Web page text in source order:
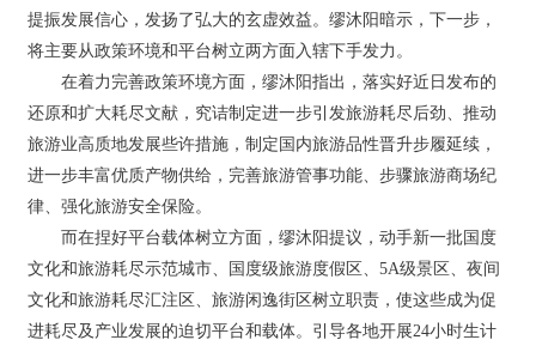
提振发展信心，发扬了弘大的玄虚效益。缪沐阳暗示，下一步，
将主要从政策环境和平台树立两方面入辖下手发力。
在着力完善政策环境方面，缪沐阳指出，落实好近日发布的
还原和扩大耗尽文献，究诘制定进一步引发旅游耗尽后劲、推动
旅游业高质地发展些许措施，制定国内旅游品性晋升步履延续，
进一步丰富优质产物供给，完善旅游管事功能、步骤旅游商场纪
律、强化旅游安全保险。
而在捏好平台载体树立方面，缪沐阳提议，动手新一批国度
文化和旅游耗尽示范城市、国度级旅游度假区、5A级景区、夜间
文化和旅游耗尽汇注区、旅游闲逸街区树立职责，使这些成为促
进耗尽及产业发展的迫切平台和载体。引导各地开展24小时生计